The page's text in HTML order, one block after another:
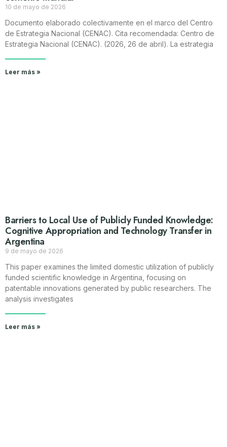
10 de mayo de 2026
Documento elaborado colectivamente en el marco del Centro
de Estrategia Nacional (CENAC). Cita recomendada: Centro de
Estrategia Nacional (CENAC). (2026, 26 de abril). La estrategia
Leer más »
Barriers to Local Use of Publicly Funded Knowledge:
Cognitive Appropriation and Technology Transfer in
Argentina
9 de mayo de 2026
This paper examines the limited domestic utilization of publicly
funded scientific knowledge in Argentina, focusing on
patentable innovations generated by public researchers. The
analysis investigates
Leer más »